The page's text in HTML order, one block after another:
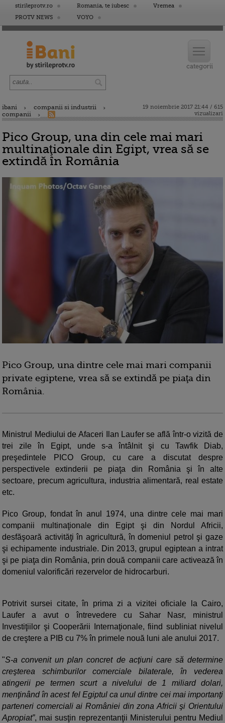
stirileprotv.ro Romania, te iubesc
Vremea
PROTV NEWS
VOYO
ibani
companii si industrii
companii
19 noiembrie 2017 21:44 / 615
vizualizari
Pico Group, una din cele mai mari
multinaţionale din Egipt, vrea să se
extindă în România
Pico Group, una dintre cele mai mari companii
private egiptene, vrea să se extindă pe piaţa din
România.
Ministrul Mediului de Afaceri Ilan Laufer se află într-o vizită de
trei zile în Egipt, unde s-a întâlnit şi cu Tawfik Diab,
preşedintele PICO Group, cu care a discutat despre
perspectivele extinderii pe piaţa din România şi în alte
sectoare, precum agricultura, industria alimentară, real estate
etc.
Pico Group, fondat în anul 1974, una dintre cele mai mari
companii multinaţionale din Egipt şi din Nordul Africii,
desfăşoară activităţi în agricultură, în domeniul petrol şi gaze
şi echipamente industriale. Din 2013, grupul egiptean a intrat
şi pe piaţa din România, prin două companii care activează în
domeniul valorificări rezervelor de hidrocarburi.
Potrivit sursei citate, în prima zi a vizitei oficiale la Cairo,
Laufer a avut o întrevedere cu Sahar Nasr, ministrul
Investiţiilor şi Cooperării Internaţionale, fiind subliniat nivelul
de creştere a PIB cu 7% în primele nouă luni ale anului 2017.
"S-a convenit un plan concret de acţiuni care să determine
creşterea schimburilor comerciale bilaterale, în vederea
atingerii pe termen scurt a nivelului de 1 miliard dolari,
menţinând în acest fel Egiptul ca unul dintre cei mai importanţi
parteneri comerciali ai României din zona Africii şi Orientului
Apropiat”, mai susţin reprezentanţii Ministerului pentru Mediul